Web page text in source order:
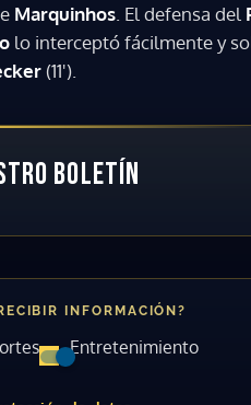
Marquinhos . El defensa del
lo interceptó fácilmente y
(11').
BOLETÍN
INFORMACIÓN?
Entretenimiento